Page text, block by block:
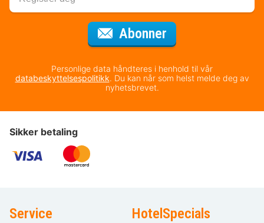
Abonner
Personlige data håndteres i henhold til vår
databeskyttelsespolitikk. Du kan når som helst melde deg av
nyhetsbrevet.
Sikker betaling
Service HotelSpecials